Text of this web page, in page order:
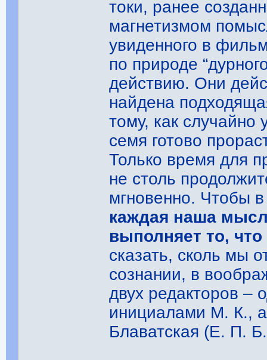
токи, ранее
магнетизмом
увиденного в
по природе
действию. Они
найдена
тому, как
семя готово
Только время для
не столь
мгновенно. Чтобы
каждая наша
выполняет то,
сказать, сколь мы
сознании, в
двух редакторов –
инициалами М. К.,
Блаватская (Е. П.